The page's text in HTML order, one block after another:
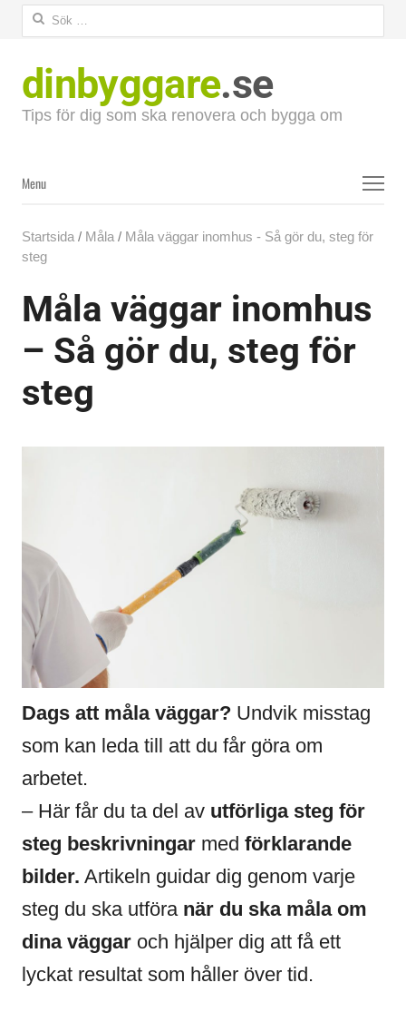
Sök
dinbyggare.se
Tips för dig som ska renovera och bygga om
Menu
Menu
Startsida / Måla / Måla väggar inomhus - Så gör du, steg för
steg
Måla väggar inomhus
– Så gör du, steg för
steg
Dags att måla väggar? Undvik misstag
som kan leda till att du får göra om
arbetet.
– Här får du ta del av utförliga steg för
steg beskrivningar med förklarande
bilder. Artikeln guidar dig genom varje
steg du ska utföra när du ska måla om
dina väggar och hjälper dig att få ett
lyckat resultat som håller över tid.